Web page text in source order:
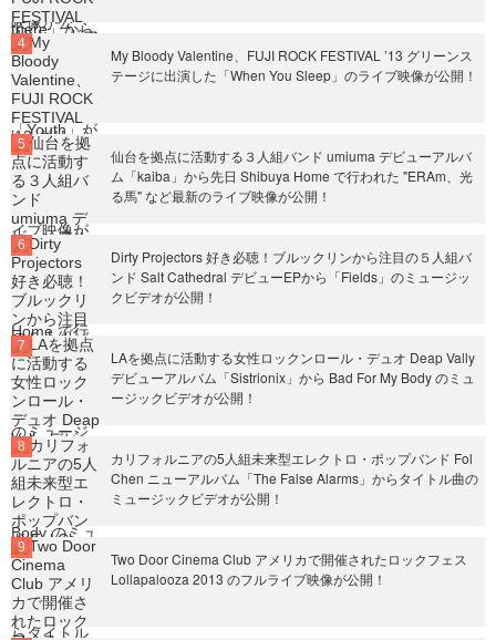
My Bloody Valentine、FUJI ROCK FESTIVAL ’13 グリーンス
テージに出演した「When You Sleep」のライブ映像が公開！
仙台を拠点に活動する３人組バンド umiuma デビューアルバ
ム「kaiba」から先日 Shibuya Home で行われた "ERAm、光
る馬" など最新のライブ映像が公開！
Dirty Projectors 好き必聴！ブルックリンから注目の５人組バ
ンド Salt Cathedral デビューEPから「Fields」のミュージッ
クビデオが公開！
LAを拠点に活動する女性ロックンロール・デュオ Deap Vally
デビューアルバム「Sistrionix」から Bad For My Body のミュ
ージックビデオが公開！
カリフォルニアの5人組未来型エレクトロ・ポップバンド Fol
Chen ニューアルバム「The False Alarms」からタイトル曲の
ミュージックビデオが公開！
Two Door Cinema Club アメリカで開催されたロックフェス
Lollapalooza 2013 のフルライブ映像が公開！